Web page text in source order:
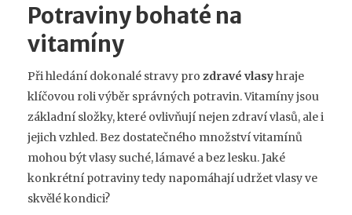
Potraviny bohaté na
vitamíny
Při hledání dokonalé stravy pro zdravé vlasyhraje
klíčovou roli výběr správných potravin. Vitamíny jsou
základní složky, které ovlivňují nejen zdraví vlasů, ale i
jejich vzhled. Bez dostatečného množství vitamínů
mohou být vlasy suché, lámavé a bez lesku. Jaké
konkrétní potraviny tedy napomáhají udržet vlasy ve
skvělé kondici?